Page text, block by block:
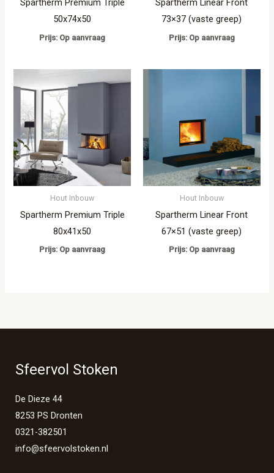
Spartherm Premium Triple
50x74x50
Prijs: Op aanvraag
Spartherm Linear Front
73×37 (vaste greep)
Prijs: Op aanvraag
Hout Inbouw
Spartherm Premium Triple
80x41x50
Prijs: Op aanvraag
Hout Inbouw
Spartherm Linear Front
67×51 (vaste greep)
Prijs: Op aanvraag
Sfeervol Stoken
De Dieze 44
8253 PS Dronten
0321-382501
info@sfeervolstoken.nl